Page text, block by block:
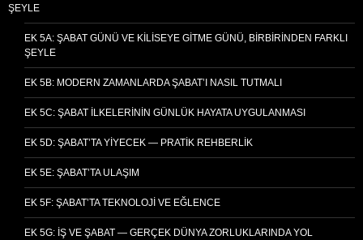
ŞEYLE
EK 5A: ŞABAT GÜNÜ VE KILISEYE GITME GÜNÜ, BIRBIRINDEN FARKLI
ŞEYLE
EK 5B: MODERN ZAMANLARDA ŞABAT’I NASIL TUTMALI
EK 5C: ŞABAT İLKELERININ GÜNLÜK HAYATA UYGULANMASI
EK 5D: ŞABAT’TA YIYECEK — PRATIK REHBERLIK
EK 5E: ŞABAT’TA ULAŞIM
EK 5F: ŞABAT’TA TEKNOLOJI VE EĞLENCE
EK 5G: İŞ VE ŞABAT — GERÇEK DÜNYA ZORLUKLARINDA YOL